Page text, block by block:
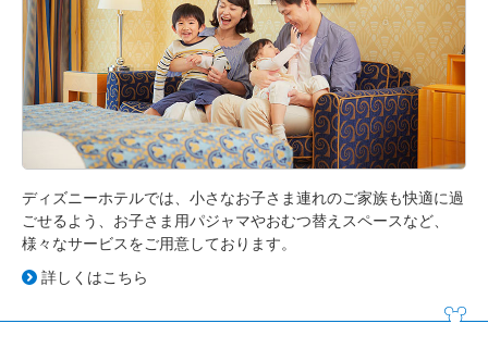
ディズニーホテルでは、小さなお子さま連れのご家族も快適に過
ごせるよう、お子さま用パジャマやおむつ替えスペースなど、
様々なサービスをご用意しております。
詳しくはこちら